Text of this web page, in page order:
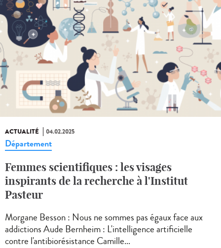
ACTUALITÉ 04.02.2025
Département
Femmes scientifiques : les visages
inspirants de la recherche à l'Institut
Pasteur
Morgane Besson : Nous ne sommes pas égaux face aux
addictions Aude Bernheim : L'intelligence artificielle
contre l'antibiorésistance Camille...